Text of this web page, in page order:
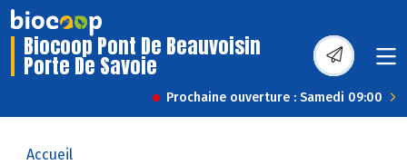
Biocoop Pont De Beauvoisin
Porte De Savoie
Prochaine ouverture : Samedi 09:00
Accueil